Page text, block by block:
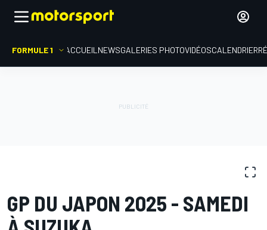
FORMULE 1 ACCUEIL NEWSGALERIES PHOTOVIDÉOSCALENDRIER
GP DU JAPON 2025 - SAMEDI